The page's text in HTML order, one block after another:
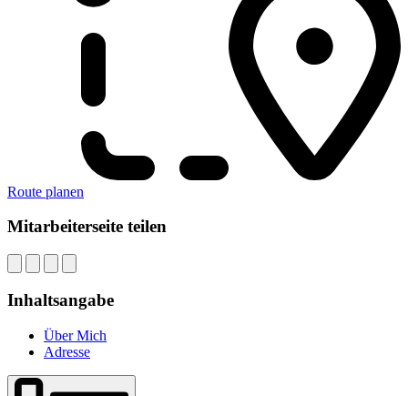
Route planen
Mitarbeiterseite teilen
Inhaltsangabe
Über Mich
Adresse